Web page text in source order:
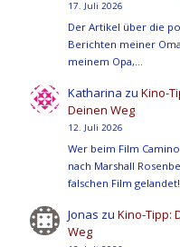
17. Juli 2026
Der Artikel über die
Berichten meiner
meinem Opa,…
Katharina zuKino-
Deinen Weg
12. Juli 2026
Wer beim Film
nach Marshall
falschen Film
Jonas zuKino-Tipp:
Weg